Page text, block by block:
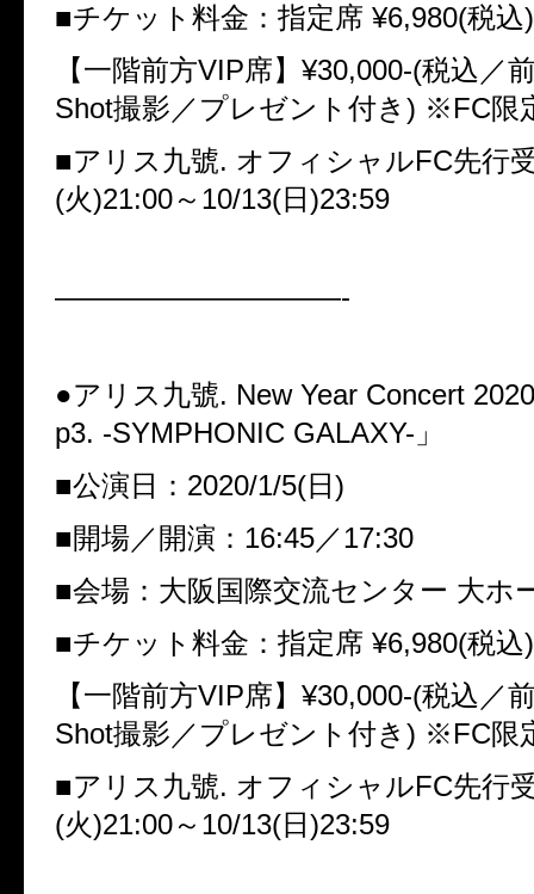
■チケット料金：指定席 ¥6,980(税込)
【一階前方VIP席】 ¥30,000-(税込／
Shot撮影／プレゼント付き ) ※FC限
■アリス九號. オフィシャルFC先行
(火)21:00～ 10/13(日 )23:59
——————————-
●アリス九號. New Year Concert 2020
p3. -SYMPHONIC GALAXY- 」
■公演日： 2020/1/5(日 )
■開場／開演： 16:45／17:30
■会場：大阪国際交流センター 大ホ
■チケット料金：指定席 ¥6,980(税込)
【一階前方VIP席】 ¥30,000-(税込／
Shot撮影／プレゼント付き ) ※FC限
■アリス九號. オフィシャルFC先行
(火)21:00～ 10/13(日 )23:59